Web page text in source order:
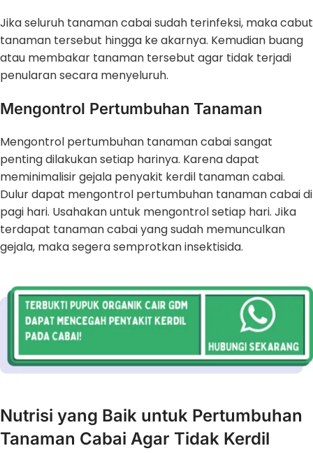
Jika seluruh tanaman cabai sudah terinfeksi, maka cabut
tanaman tersebut hingga ke akarnya. Kemudian buang
atau membakar tanaman tersebut agar tidak terjadi
penularan secara menyeluruh.
Mengontrol Pertumbuhan Tanaman
Mengontrol pertumbuhan tanaman cabai sangat
penting dilakukan setiap harinya. Karena dapat
meminimalisir gejala penyakit kerdil tanaman cabai.
Dulur dapat mengontrol pertumbuhan tanaman cabai di
pagi hari. Usahakan untuk mengontrol setiap hari. Jika
terdapat tanaman cabai yang sudah memunculkan
gejala, maka segera semprotkan insektisida.
Nutrisi yang Baik untuk Pertumbuhan
Tanaman Cabai Agar Tidak Kerdil